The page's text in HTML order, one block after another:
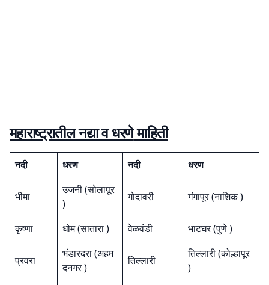
महाराष्ट्रातील नद्या व धरणेमाहिती
नदी धरण नदी धरण
भीमा
उजनी (सोलापूर
)
गोदावरी गंगापूर (नाशिक )
कृष्णा धोम (सातारा ) वेळवंडी भाटघर (पुणे )
प्रवरा
भंडारदरा (अहम
दनगर )
तिल्लारी
तिल्लारी (कोल्हापूर
)